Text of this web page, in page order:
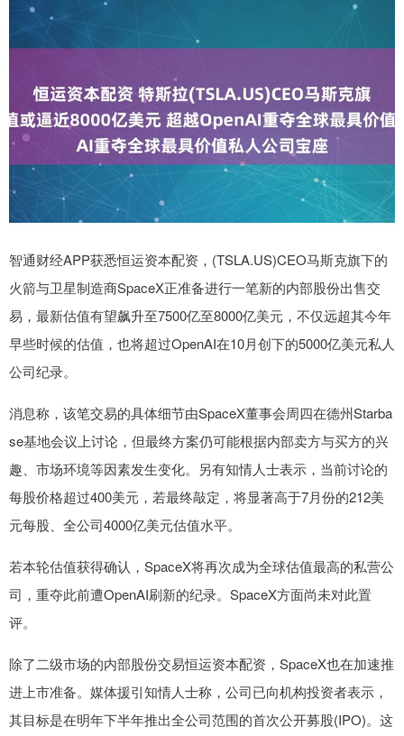
智通财经APP获悉恒运资本配资，(TSLA.US)CEO马斯克旗下的
火箭与卫星制造商SpaceX正准备进行一笔新的内部股份出售交
易，最新估值有望飙升至7500亿至8000亿美元，不仅远超其今年
早些时候的估值，也将超过OpenAI在10月创下的5000亿美元私人
公司纪录。
消息称，该笔交易的具体细节由SpaceX董事会周四在德州Starba
se基地会议上讨论，但最终方案仍可能根据内部卖方与买方的兴
趣、市场环境等因素发生变化。另有知情人士表示，当前讨论的
每股价格超过400美元，若最终敲定，将显著高于7月份的212美
元每股、全公司4000亿美元估值水平。
若本轮估值获得确认，SpaceX将再次成为全球估值最高的私营公
司，重夺此前遭OpenAI刷新的纪录。SpaceX方面尚未对此置
评。
除了二级市场的内部股份交易恒运资本配资，SpaceX也在加速推
进上市准备。媒体援引知情人士称，公司已向机构投资者表示，
其目标是在明年下半年推出全公司范围的首次公开募股(IPO)。这